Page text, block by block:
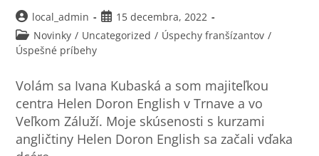
local_admin
15 decembra, 2022
Novinky / Uncategorized / Úspechy franšízantov /
Úspešné príbehy
Volám sa Ivana Kubaská a som majiteľkou
centra Helen Doron English v Trnave a vo
Veľkom Záluží. Moje skúsenosti s kurzami
angličtiny Helen Doron English sa začali vďaka